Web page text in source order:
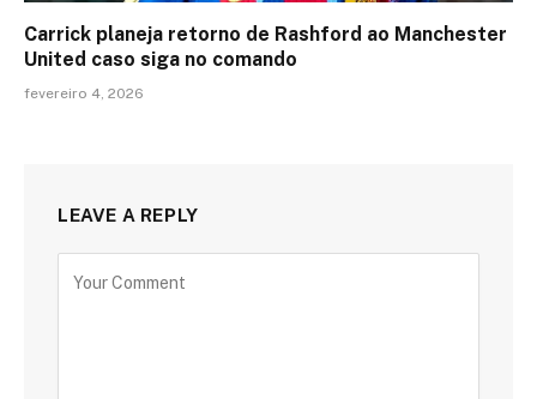
Carrick planeja retorno de Rashford ao Manchester
United caso siga no comando
fevereiro 4, 2026
LEAVE A REPLY